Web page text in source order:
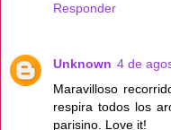
Responder
Unknown 4 de
Maravilloso
respira todos los
parisino. Love it!